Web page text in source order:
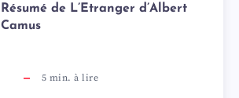
Résumé de L’Etranger d’Albert
Camus
5 min. à lire